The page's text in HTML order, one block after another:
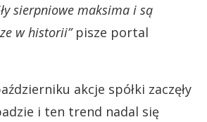
sierpniowe maksima i są
w historii”pisze portal
akcje spółki zaczęły
i ten trend nadal się